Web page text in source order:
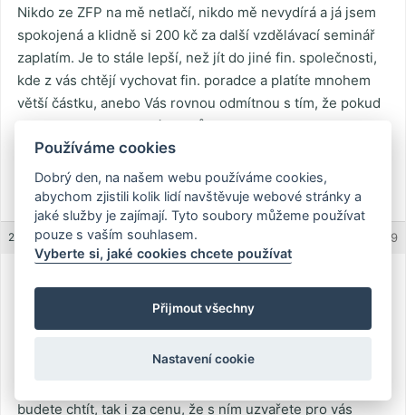
Nikdo ze ZFP na mě netlačí, nikdo mě nevydírá a já jsem
spokojená a klidně si 200 kč za další vzdělávací seminář
zaplatím. Je to stále lepší, než jít do jiné fin. společnosti,
kde z vás chtějí vychovat fin. poradce a platíte mnohem
větší částku, anebo Vás rovnou odmítnou s tím, že pokud
nechcete pracovat, máte smůlu.
Yetti
22.11.2011 (15:43) #1579
REPLY
To všechno je mazání medu kolem huby. Když něco
budete chtít, tak i za cenu, že s ním uzvařete pro vás
Používáme cookies
Dobrý den, na našem webu používáme cookies,
abychom zjistili kolik lidí navštěvuje webové stránky a
jaké služby je zajímají. Tyto soubory můžeme používat
pouze s vaším souhlasem.
Vyberte si, jaké cookies chcete používat
Přijmout všechny
Nastavení cookie